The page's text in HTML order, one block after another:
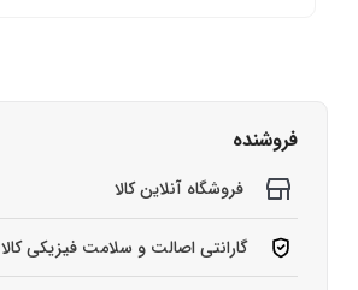
فروشنده
فروشگاه آنلاین کالا
گارانتی اصالت و سلامت فیزیکی کالا